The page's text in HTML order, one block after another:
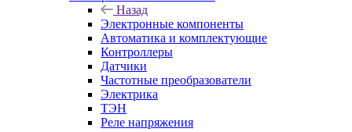
Назад
Электронные компоненты
Автоматика и комплектующие
Контроллеры
Датчики
Частотные преобразователи
Электрика
ТЭН
Реле напряжения